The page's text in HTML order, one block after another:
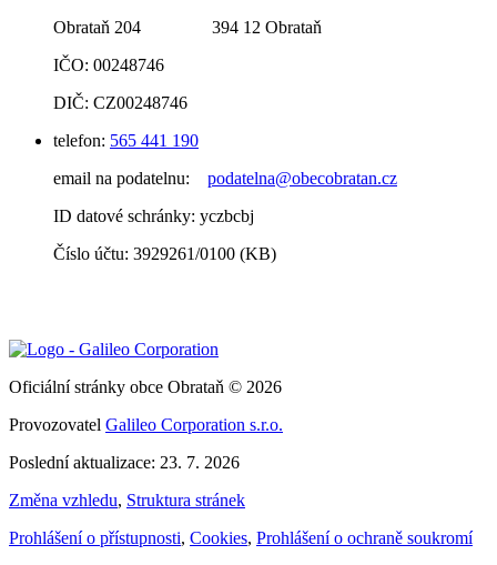
Obrataň 204 394 12 Obrataň
IČO: 00248746
DIČ: CZ00248746
telefon: 565 441 190
email na podatelnu: podatelna@obecobratan.cz
ID datové schránky: yczbcbj
Číslo účtu: 3929261/0100 (KB)
Oficiální stránky obce Obrataň © 2026
Provozovatel Galileo Corporation s.r.o.
Poslední aktualizace: 23. 7. 2026
Změna vzhledu, Struktura stránek
Prohlášení o přístupnosti, Cookies, Prohlášení o ochraně soukromí